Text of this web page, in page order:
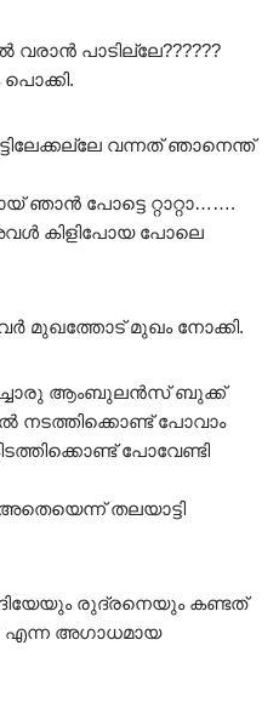
വരാൻ പാടില്ലേ??????
വന്നത് ഞാനെന്ത്
പോട്ടെ റ്റാറ്റാ…….
കിളിപോയ പോലെ
മുഖത്തോട് മുഖം നോക്കി.
ആംബുലൻസ് ബുക്ക്‌
നടത്തിക്കൊണ്ട് പോവാം
പോവേണ്ടി
തലയാട്ടി
രുദ്രനെയും കണ്ടത്
അഗാധമായ